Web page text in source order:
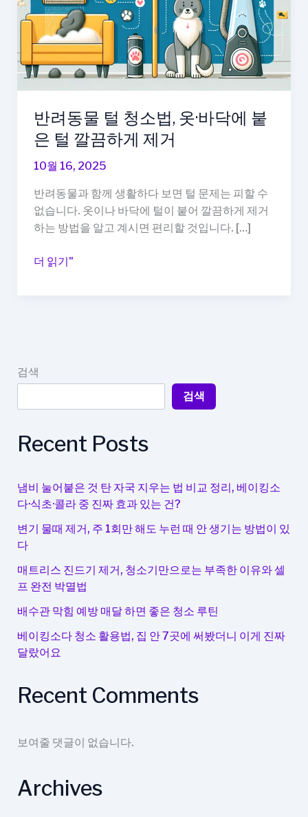
반려동물 털 청소법, 옷·바닥에 붙
은 털 깔끔하게 제거
10월 16, 2025
반려동물과 함께 생활하다 보면 털 문제는 피할 수
없습니다. 옷이나 바닥에 털이 붙어 깔끔하게 제거
하는 방법을 알고 계시면 편리할 것입니다. […]
반
법,
닥
붙
은
깔
하
게
제
거
더 읽기"
검색
검색
Recent Posts
냄비 눌어붙은 것 탄 자국 지우는 법 비교 정리, 베이킹소
다·식초·콜라 중 진짜 효과 있는 건?
변기 물때 제거, 주 1회만 해도 누런 때 안 생기는 방법이 있
다
매트리스 진드기 제거, 청소기만으로는 부족한 이유와 셀
프 완전 박멸법
배수관 막힘 예방 매달 하면 좋은 청소 루틴
베이킹소다 청소 활용법, 집 안 7곳에 써봤더니 이게 진짜
달랐어요
Recent Comments
보여줄 댓글이 없습니다.
Archives